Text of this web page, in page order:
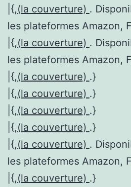
|{,(la couverture) .
les plateformes Amazon,
|{,(la couverture) .
les plateformes Amazon,
|{,(la couverture) .}
|{,(la couverture) .}
|{,(la couverture) .}
|{,(la couverture) .}
|{,(la couverture) .
les plateformes Amazon,
|{,(la couverture) .}